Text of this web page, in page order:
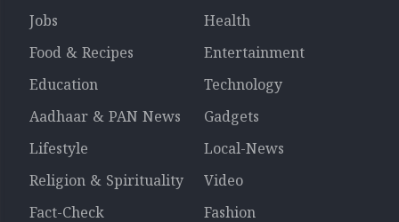
Jobs
Health
Food & Recipes
Entertainment
Education
Technology
Aadhaar & PAN News
Gadgets
Lifestyle
Local-News
Religion & Spirituality
Video
Fact-Check
Fashion